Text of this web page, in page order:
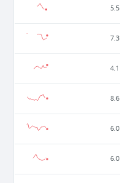
5.5
7.3
4.1
8.6
6.0
6.0